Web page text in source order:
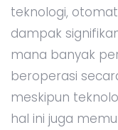
teknologi,
dampak
mana banyak
beroperasi
meskipun
hal ini juga